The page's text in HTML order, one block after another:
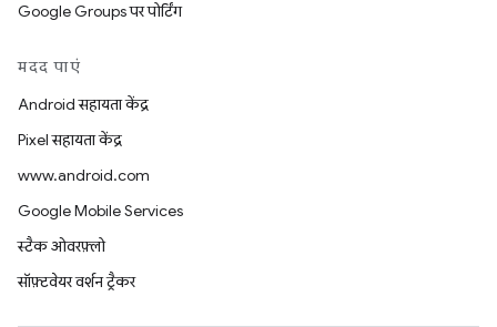
Google Groups पर पोर्टिंग
मदद पाएं
Android सहायता केंद्र
Pixel सहायता केंद्र
www.android.com
Google Mobile Services
स्टैक ओवरफ़्लो
सॉफ़्टवेयर वर्शन ट्रैकर